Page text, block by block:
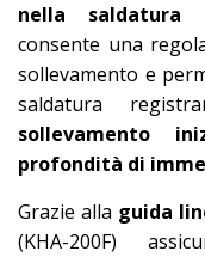
nella saldatura
consente una
sollevamento e
saldatura
sollevamento
profondità di
Grazie alla guida
(KHA-200F)